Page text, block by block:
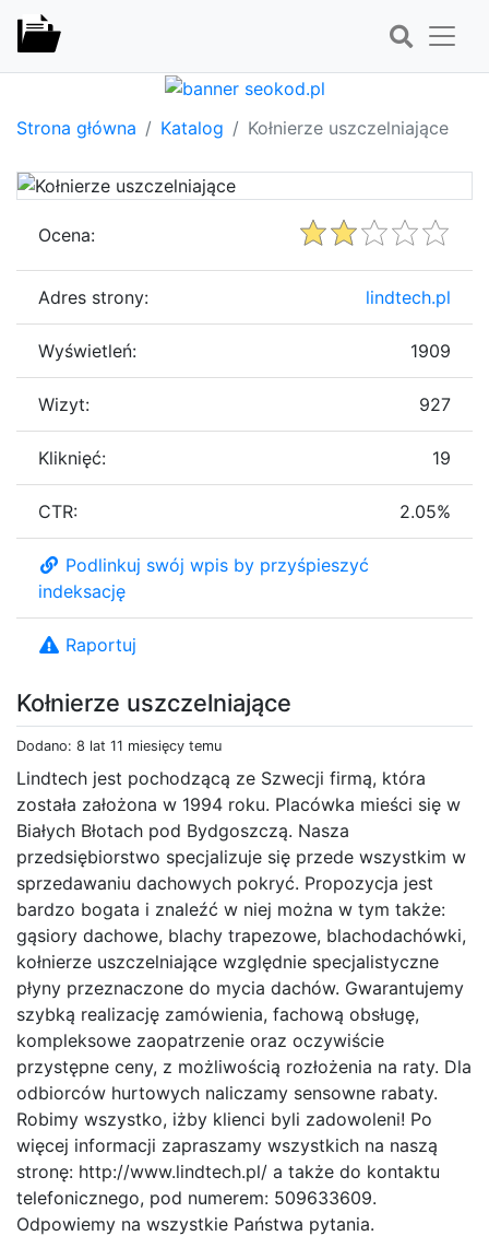
Strona główna Katalog Kołnierze uszczelniające
Kołnierze uszczelniające
Dodano: 8 lat 11 miesięcy temu
Lindtech jest pochodzącą ze Szwecji firmą, która
została założona w 1994 roku. Placówka mieści się w
Białych Błotach pod Bydgoszczą. Nasza
przedsiębiorstwo specjalizuje się przede wszystkim w
sprzedawaniu dachowych pokryć. Propozycja jest
bardzo bogata i znaleźć w niej można w tym także:
gąsiory dachowe, blachy trapezowe, blachodachówki,
kołnierze uszczelniające względnie specjalistyczne
płyny przeznaczone do mycia dachów. Gwarantujemy
szybką realizację zamówienia, fachową obsługę,
kompleksowe zaopatrzenie oraz oczywiście
przystępne ceny, z możliwością rozłożenia na raty. Dla
odbiorców hurtowych naliczamy sensowne rabaty.
Robimy wszystko, iżby klienci byli zadowoleni! Po
więcej informacji zapraszamy wszystkich na naszą
stronę: http://www.lindtech.pl/ a także do kontaktu
telefonicznego, pod numerem: 509633609.
Odpowiemy na wszystkie Państwa pytania.
Ocena:
Adres strony: lindtech.pl
Wyświetleń: 1909
Wizyt: 927
Kliknięć: 19
CTR: 2.05%
Podlinkuj swój wpis by przyśpieszyć
indeksację
Raportuj